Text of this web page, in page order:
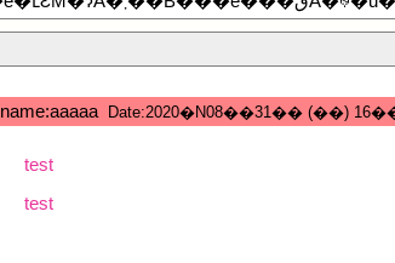
name:aaaaa Date:2020�N08��31�� (��)
test
test